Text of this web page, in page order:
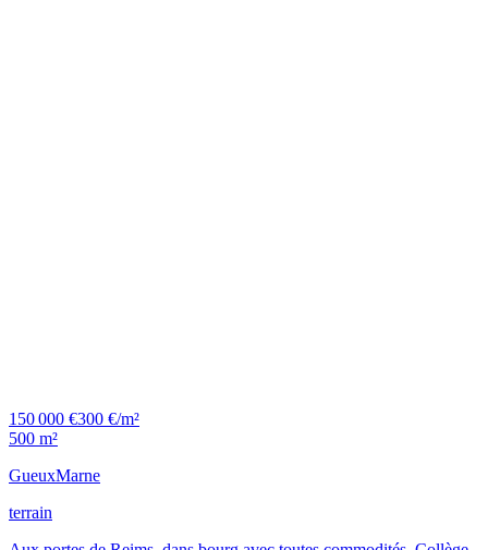
150 000 €300 €/m²
500 m²
GueuxMarne
terrain